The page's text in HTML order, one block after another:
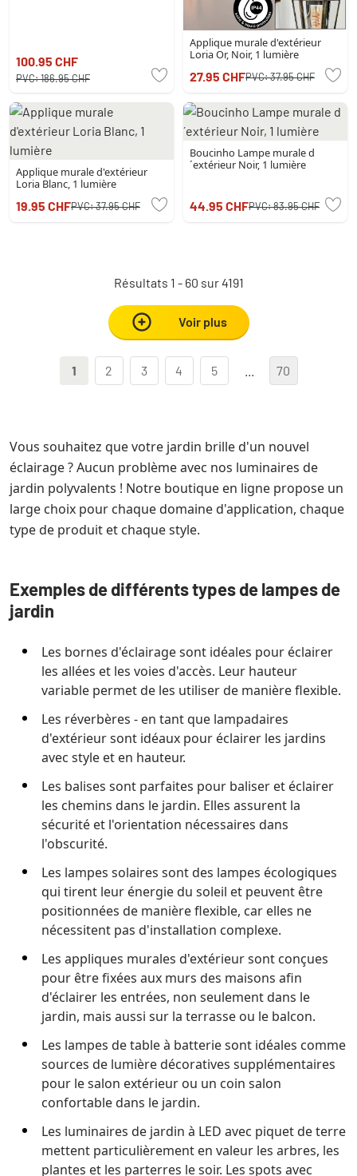
100.95 CHF
PVC:186.95 CHF
Applique murale d'extérieur
Loria Or, Noir, 1 lumière
27.95 CHFPVC:37.95 CHF
Applique murale d'extérieur
Loria Blanc, 1 lumière
19.95 CHFPVC:37.95 CHF
Boucinho Lampe murale d
´extérieur Noir, 1 lumière
44.95 CHFPVC:83.95 CHF
Résultats 1 - 60 sur 4191
Voir plus
1 2 3 4 5 70
Vous souhaitez que votre jardin brille d'un nouvel
éclairage ? Aucun problème avec nos luminaires de
jardin polyvalents ! Notre boutique en ligne propose un
large choix pour chaque domaine d'application, chaque
type de produit et chaque style.
Exemples de différents types de lampes de
jardin
Les bornes d'éclairage sont idéales pour éclairer
les allées et les voies d'accès. Leur hauteur
variable permet de les utiliser de manière flexible.
Les réverbères - en tant que lampadaires
d'extérieur sont idéaux pour éclairer les jardins
avec style et en hauteur.
Les balises sont parfaites pour baliser et éclairer
les chemins dans le jardin. Elles assurent la
sécurité et l'orientation nécessaires dans
l'obscurité.
Les lampes solaires sont des lampes écologiques
qui tirent leur énergie du soleil et peuvent être
positionnées de manière flexible, car elles ne
nécessitent pas d'installation complexe.
Les appliques murales d'extérieur sont conçues
pour être fixées aux murs des maisons afin
d'éclairer les entrées, non seulement dans le
jardin, mais aussi sur la terrasse ou le balcon.
Les lampes de table à batterie sont idéales comme
sources de lumière décoratives supplémentaires
pour le salon extérieur ou un coin salon
confortable dans le jardin.
Les luminaires de jardin à LED avec piquet de terre
mettent particulièrement en valeur les arbres, les
plantes et les parterres le soir. Les spots avec